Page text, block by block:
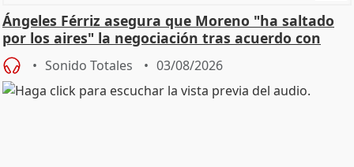
Ángeles Férriz asegura que Moreno "ha saltado
por los aires" la negociación tras acuerdo con
SMA
Sonido Totales 03/08/2026